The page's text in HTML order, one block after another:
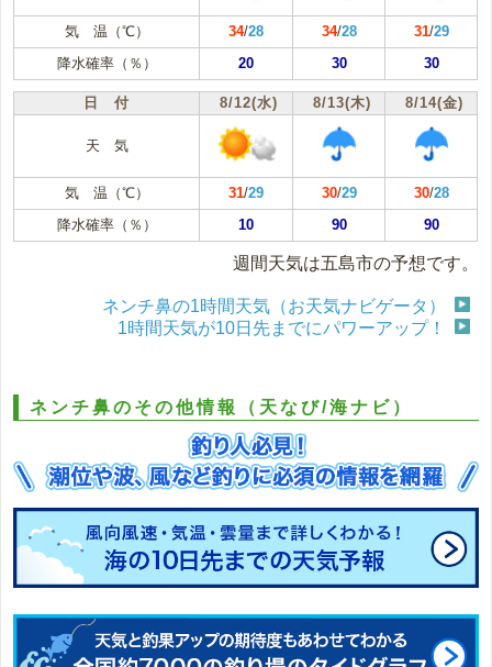
気 温（℃） 34/28 34/28 31/29
降水確率（％）
20 30 30
日 付 8/12(水) 8/13(木) 8/14(金)
天 気
気 温（℃） 31/29 30/29 30/28
降水確率（％）
10 90 90
週間天気は五島市の予想です。
ネンチ鼻の1時間天気（お天気ナビゲータ）
1時間天気が10日先までにパワーアップ！
ネンチ鼻のその他情報（天なび/海ナビ）